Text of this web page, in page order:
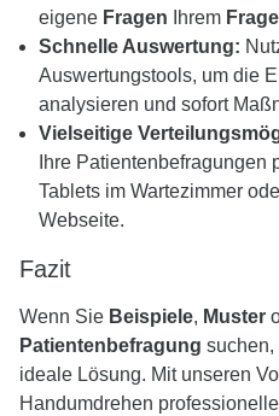
eigene Fragen Ihrem
Schnelle Auswertung:
Auswertungstools, um die
analysieren und sofort
Vielseitige
Ihre Patientenbefragungen
Tablets im Wartezimmer
Webseite.
Fazit
Wenn Sie Beispiele, Muster
Patientenbefragung suchen,
ideale Lösung. Mit unseren
Handumdrehen